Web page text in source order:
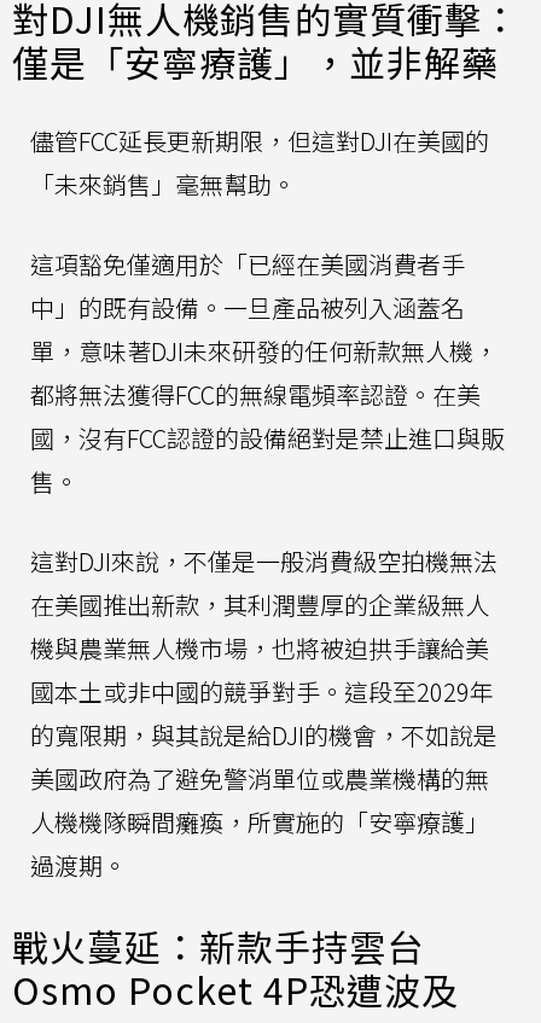
對DJI無人機銷售的實質衝擊：
僅是「安寧療護」，並非解藥
儘管FCC延長更新期限，但這對DJI在美國的
「未來銷售」毫無幫助。
這項豁免僅適用於「已經在美國消費者手
中」的既有設備。一旦產品被列入涵蓋名
單，意味著DJI未來研發的任何新款無人機，
都將無法獲得FCC的無線電頻率認證。在美
國，沒有FCC認證的設備絕對是禁止進口與販
售。
這對DJI來說，不僅是一般消費級空拍機無法
在美國推出新款，其利潤豐厚的企業級無人
機與農業無人機市場，也將被迫拱手讓給美
國本土或非中國的競爭對手。這段至2029年
的寬限期，與其說是給DJI的機會，不如說是
美國政府為了避免警消單位或農業機構的無
人機機隊瞬間癱瘓，所實施的「安寧療護」
過渡期。
戰火蔓延：新款手持雲台
Osmo Pocket 4P恐遭波及